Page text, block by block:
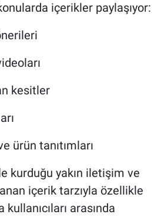
içerikler paylaşıyor:
kesitler
ürün tanıtımları
kurduğu yakın iletişim ve
içerik tarzıyla özellikle
arasında